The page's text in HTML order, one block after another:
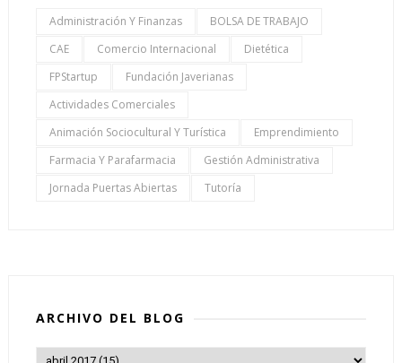
Administración Y Finanzas
BOLSA DE TRABAJO
CAE
Comercio Internacional
Dietética
FPStartup
Fundación Javerianas
Actividades Comerciales
Animación Sociocultural Y Turística
Emprendimiento
Farmacia Y Parafarmacia
Gestión Administrativa
Jornada Puertas Abiertas
Tutoría
ARCHIVO DEL BLOG